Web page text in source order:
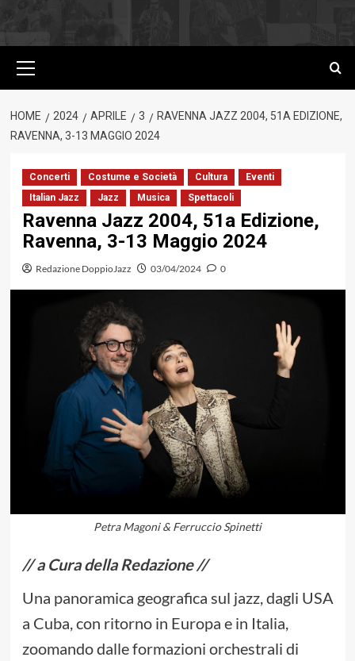
principale
HOME 2024 APRILE 3
RAVENNA JAZZ 2004, 51A EDIZIONE,
RAVENNA, 3-13 MAGGIO 2024
Concerti Costume e Società Cultura
Eventi
Italian Jazz
Jazz Musica Spettacoli
Ravenna Jazz 2004, 51a Edizione,
Ravenna, 3-13 Maggio 2024
Redazione DoppioJazz 03/04/2024 0
Petra Magoni & Ferruccio Spinetti
// a Cura della Redazione //
Una panoramica geografica sul jazz, dagli USA
a Cuba, con ritorno in Europa e in Italia,
zoomando dalle formazioni orchestrali di